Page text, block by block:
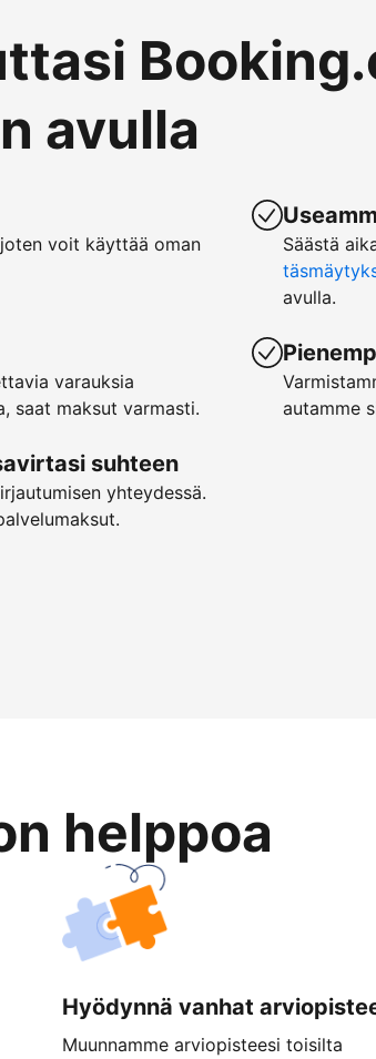
avulla
voit käyttää oman
varauksia
saat maksut varmasti.
suhteen
yhteydessä.
Säästä
avulla.
autamme
helppoa
Hyödynnä vanhat
Muunnamme arviopisteesi toisilta